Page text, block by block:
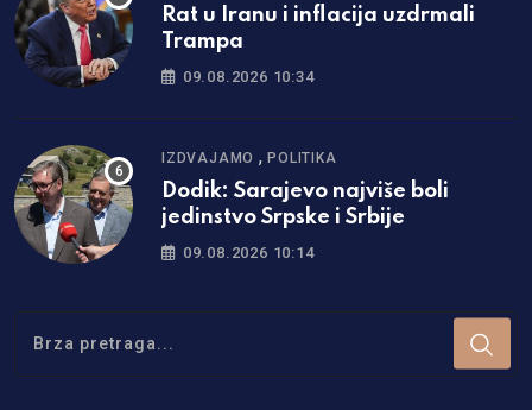
Rat u Iranu i inflacija uzdrmali
Trampa
09.08.2026 10:34
IZDVAJAMO ,POLITIKA
Dodik: Sarajevo najviše boli
jedinstvo Srpske i Srbije
09.08.2026 10:14